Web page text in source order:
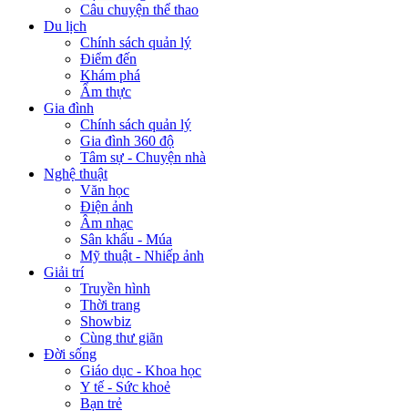
Câu chuyện thể thao
Du lịch
Chính sách quản lý
Điểm đến
Khám phá
Ẩm thực
Gia đình
Chính sách quản lý
Gia đình 360 độ
Tâm sự - Chuyện nhà
Nghệ thuật
Văn học
Điện ảnh
Âm nhạc
Sân khấu - Múa
Mỹ thuật - Nhiếp ảnh
Giải trí
Truyền hình
Thời trang
Showbiz
Cùng thư giãn
Đời sống
Giáo dục - Khoa học
Y tế - Sức khoẻ
Bạn trẻ